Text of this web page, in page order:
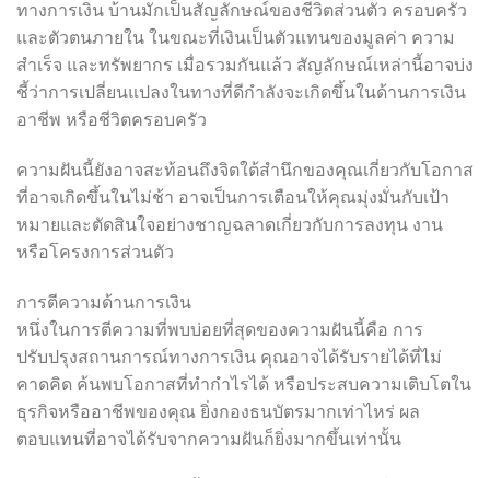
ทางการเงิน บ้านมักเป็นสัญลักษณ์ของชีวิตส่วนตัว ครอบครัว
และตัวตนภายใน ในขณะที่เงินเป็นตัวแทนของมูลค่า ความ
สำเร็จ และทรัพยากร เมื่อรวมกันแล้ว สัญลักษณ์เหล่านี้อาจบ่ง
ชี้ว่าการเปลี่ยนแปลงในทางที่ดีกำลังจะเกิดขึ้นในด้านการเงิน
อาชีพ หรือชีวิตครอบครัว
ความฝันนี้ยังอาจสะท้อนถึงจิตใต้สำนึกของคุณเกี่ยวกับโอกาส
ที่อาจเกิดขึ้นในไม่ช้า อาจเป็นการเตือนให้คุณมุ่งมั่นกับเป้า
หมายและตัดสินใจอย่างชาญฉลาดเกี่ยวกับการลงทุน งาน
หรือโครงการส่วนตัว
การตีความด้านการเงิน
หนึ่งในการตีความที่พบบ่อยที่สุดของความฝันนี้คือ การ
ปรับปรุงสถานการณ์ทางการเงิน คุณอาจได้รับรายได้ที่ไม่
คาดคิด ค้นพบโอกาสที่ทำกำไรได้ หรือประสบความเติบโตใน
ธุรกิจหรืออาชีพของคุณ ยิ่งกองธนบัตรมากเท่าไหร่ ผล
ตอบแทนที่อาจได้รับจากความฝันก็ยิ่งมากขึ้นเท่านั้น